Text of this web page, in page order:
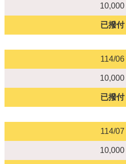
10,000
已撥付
114/06
10,000
已撥付
114/07
10,000